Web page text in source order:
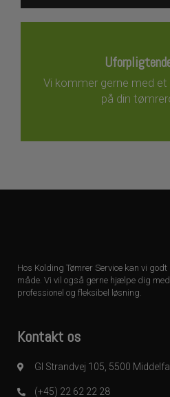
Vi kommer gerne med
på din
Hos Kolding Tømrer Service kan vi
måde. Vi vil også gerne hjælpe dig
professionel og fleksibel løsning.
Kontakt os
Gl Strandvej 105, 5500
(+45) 22 62 22 28